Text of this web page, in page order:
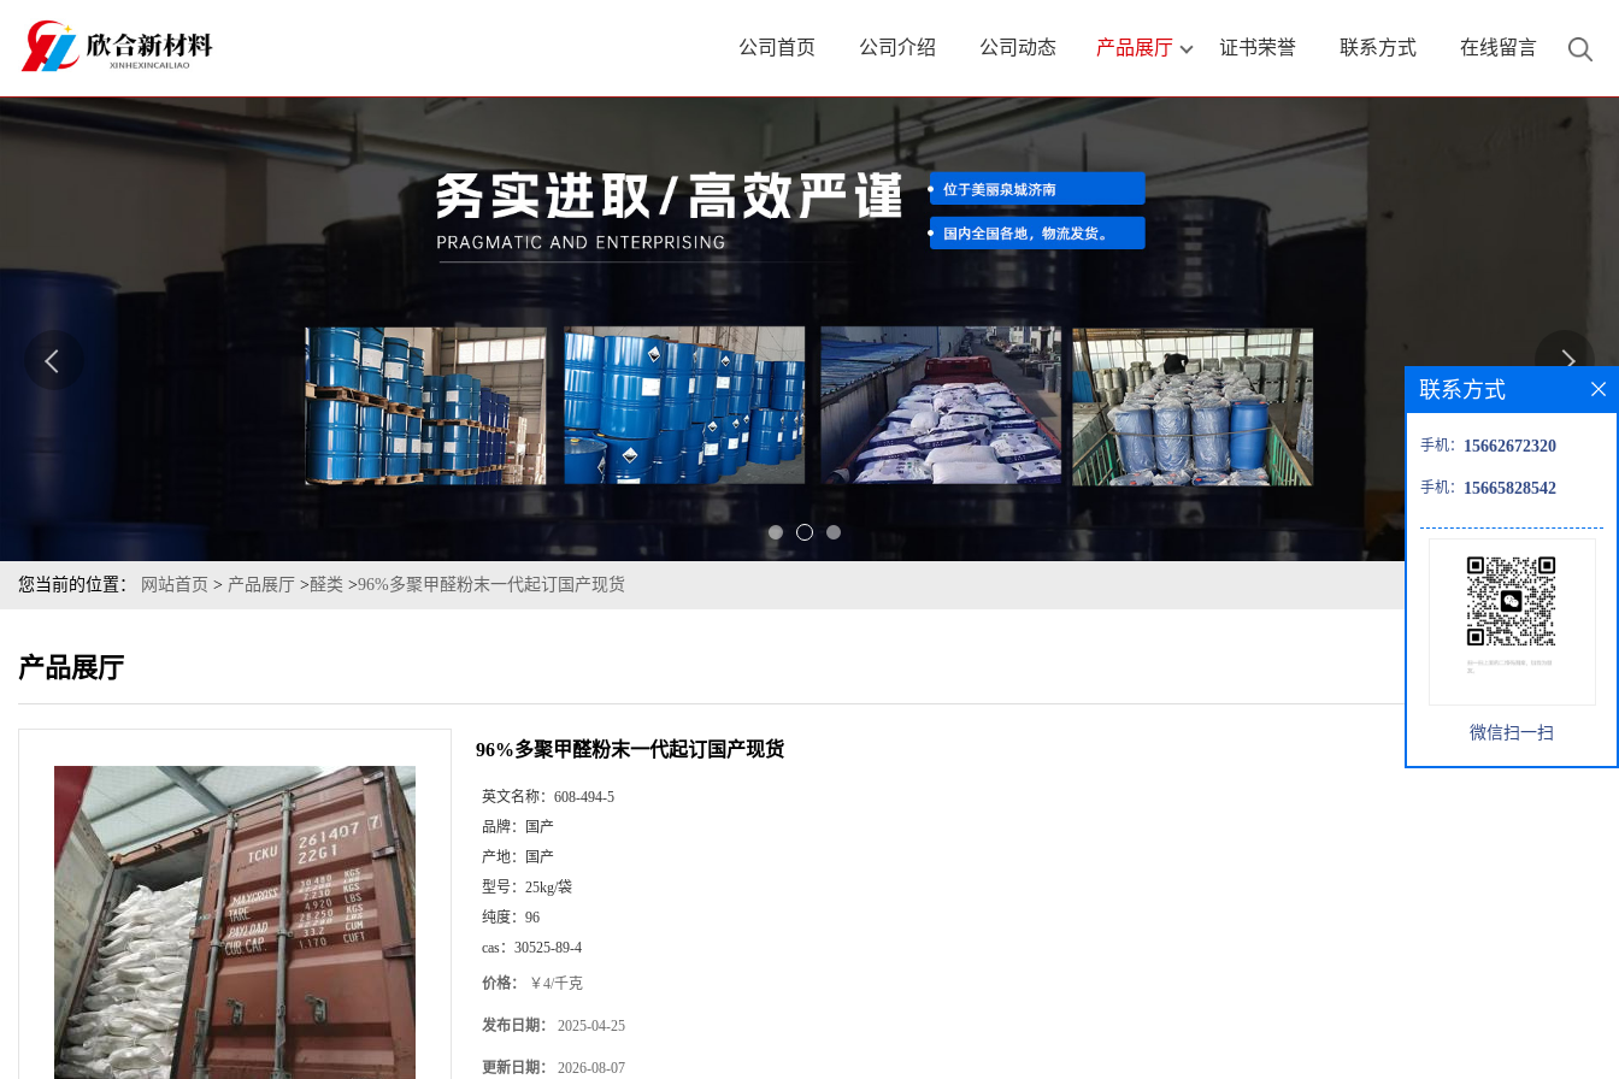
公司首页 公司介绍 公司动态 产品展厅 证书荣誉 联系方式 在线留言
您当前的位置： 网站首页 > 产品展厅 >醛类 >96%多聚甲醛粉末一代起订国产现货
产品展厅
96%多聚甲醛粉末一代起订国产现货
英文名称： 608-494-5
品牌：
国产
产地：
国产
型号： 25kg/袋
纯度： 96
cas： 30525-89-4
价格： ￥4/千克
发布日期： 2025-04-25
更新日期： 2026-08-07
联系方式
手机： 15662672320
手机： 15665828542
微信扫一扫